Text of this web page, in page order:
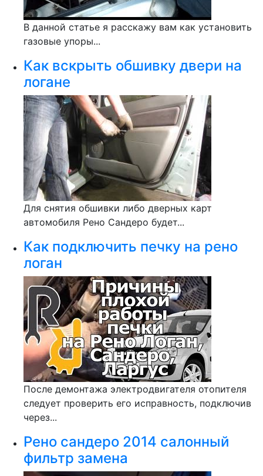
В данной статье я расскажу вам как установить
газовые упоры...
Как вскрыть обшивку двери на
логане
Для снятия обшивки либо дверных карт
автомобиля Рено Сандеро будет...
Как подключить печку на рено
логан
После демонтажа электродвигателя отопителя
следует проверить его исправность, подключив
через...
Рено сандеро 2014 салонный
фильтр замена